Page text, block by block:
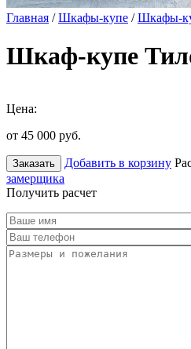
Главная /Шкафы-купе /Шкафы-
Шкаф-купе
Цена:
от 45 000 руб.
Заказать Добавить в корзину
замерщика
Получить расчет